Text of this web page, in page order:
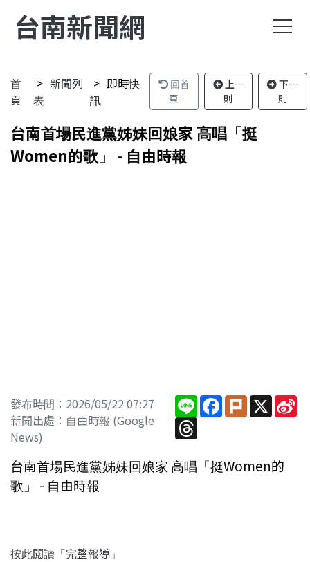
台南新聞網
首
頁
新聞列
表
即時快
訊
回首
頁
上一
則
下一
則
台南首場民進黨姊妹回娘家 高唱「挺
Women的歌」 - 自由時報
發布時間：2026/05/22 07:27
新聞出處：自由時報 (Google
News)
Line Facebook
PlurkX
Threads
台南首場民進黨姊妹回娘家 高唱「挺Women的
歌」 - 自由時報
按此閱讀「完整報導」